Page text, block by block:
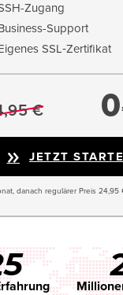
Zugang
Support
SSL‑Zertifikat
€ 0
JETZT
danach regulärer Preis 24,95